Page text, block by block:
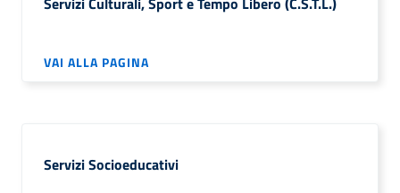
VAI ALLA PAGINA
Servizi Socioeducativi